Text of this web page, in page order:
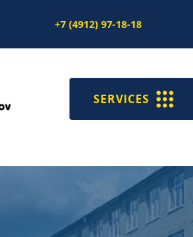
+7 (4912) 97-18-18
SERVICES